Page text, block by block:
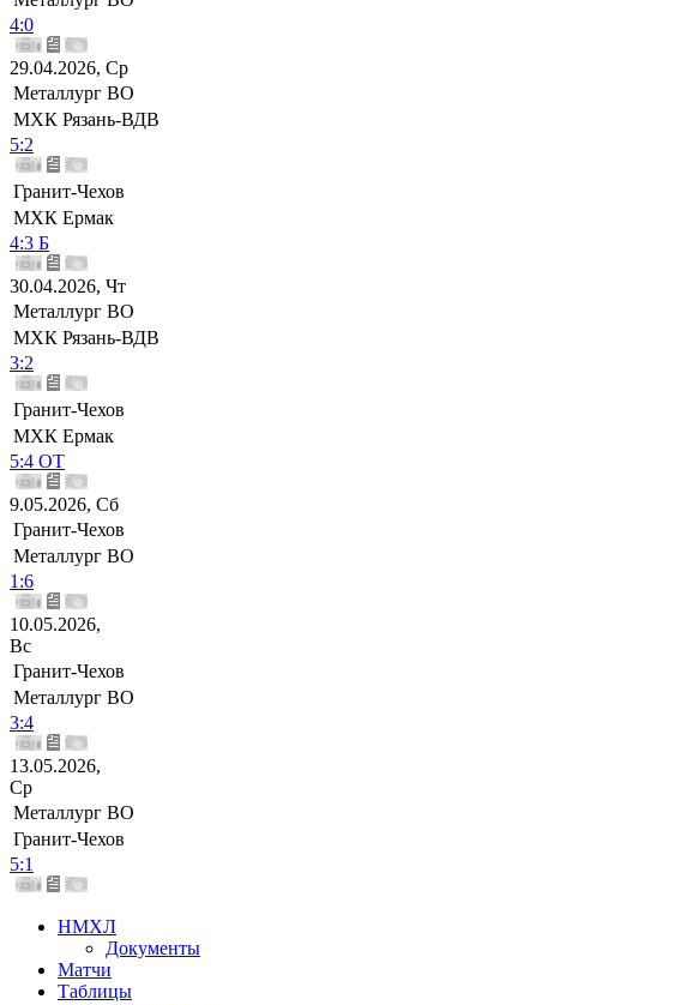
4:0
29.04.2026, Ср
Металлург ВО
МХК Рязань-ВДВ
5:2
Гранит-Чехов
МХК Ермак
4:3 Б
30.04.2026, Чт
Металлург ВО
МХК Рязань-ВДВ
3:2
Гранит-Чехов
МХК Ермак
5:4 ОТ
9.05.2026, Сб
Гранит-Чехов
Металлург ВО
1:6
10.05.2026,
Вс
Гранит-Чехов
Металлург ВО
3:4
13.05.2026,
Ср
Металлург ВО
Гранит-Чехов
5:1
НМХЛ
Документы
Матчи
Таблицы